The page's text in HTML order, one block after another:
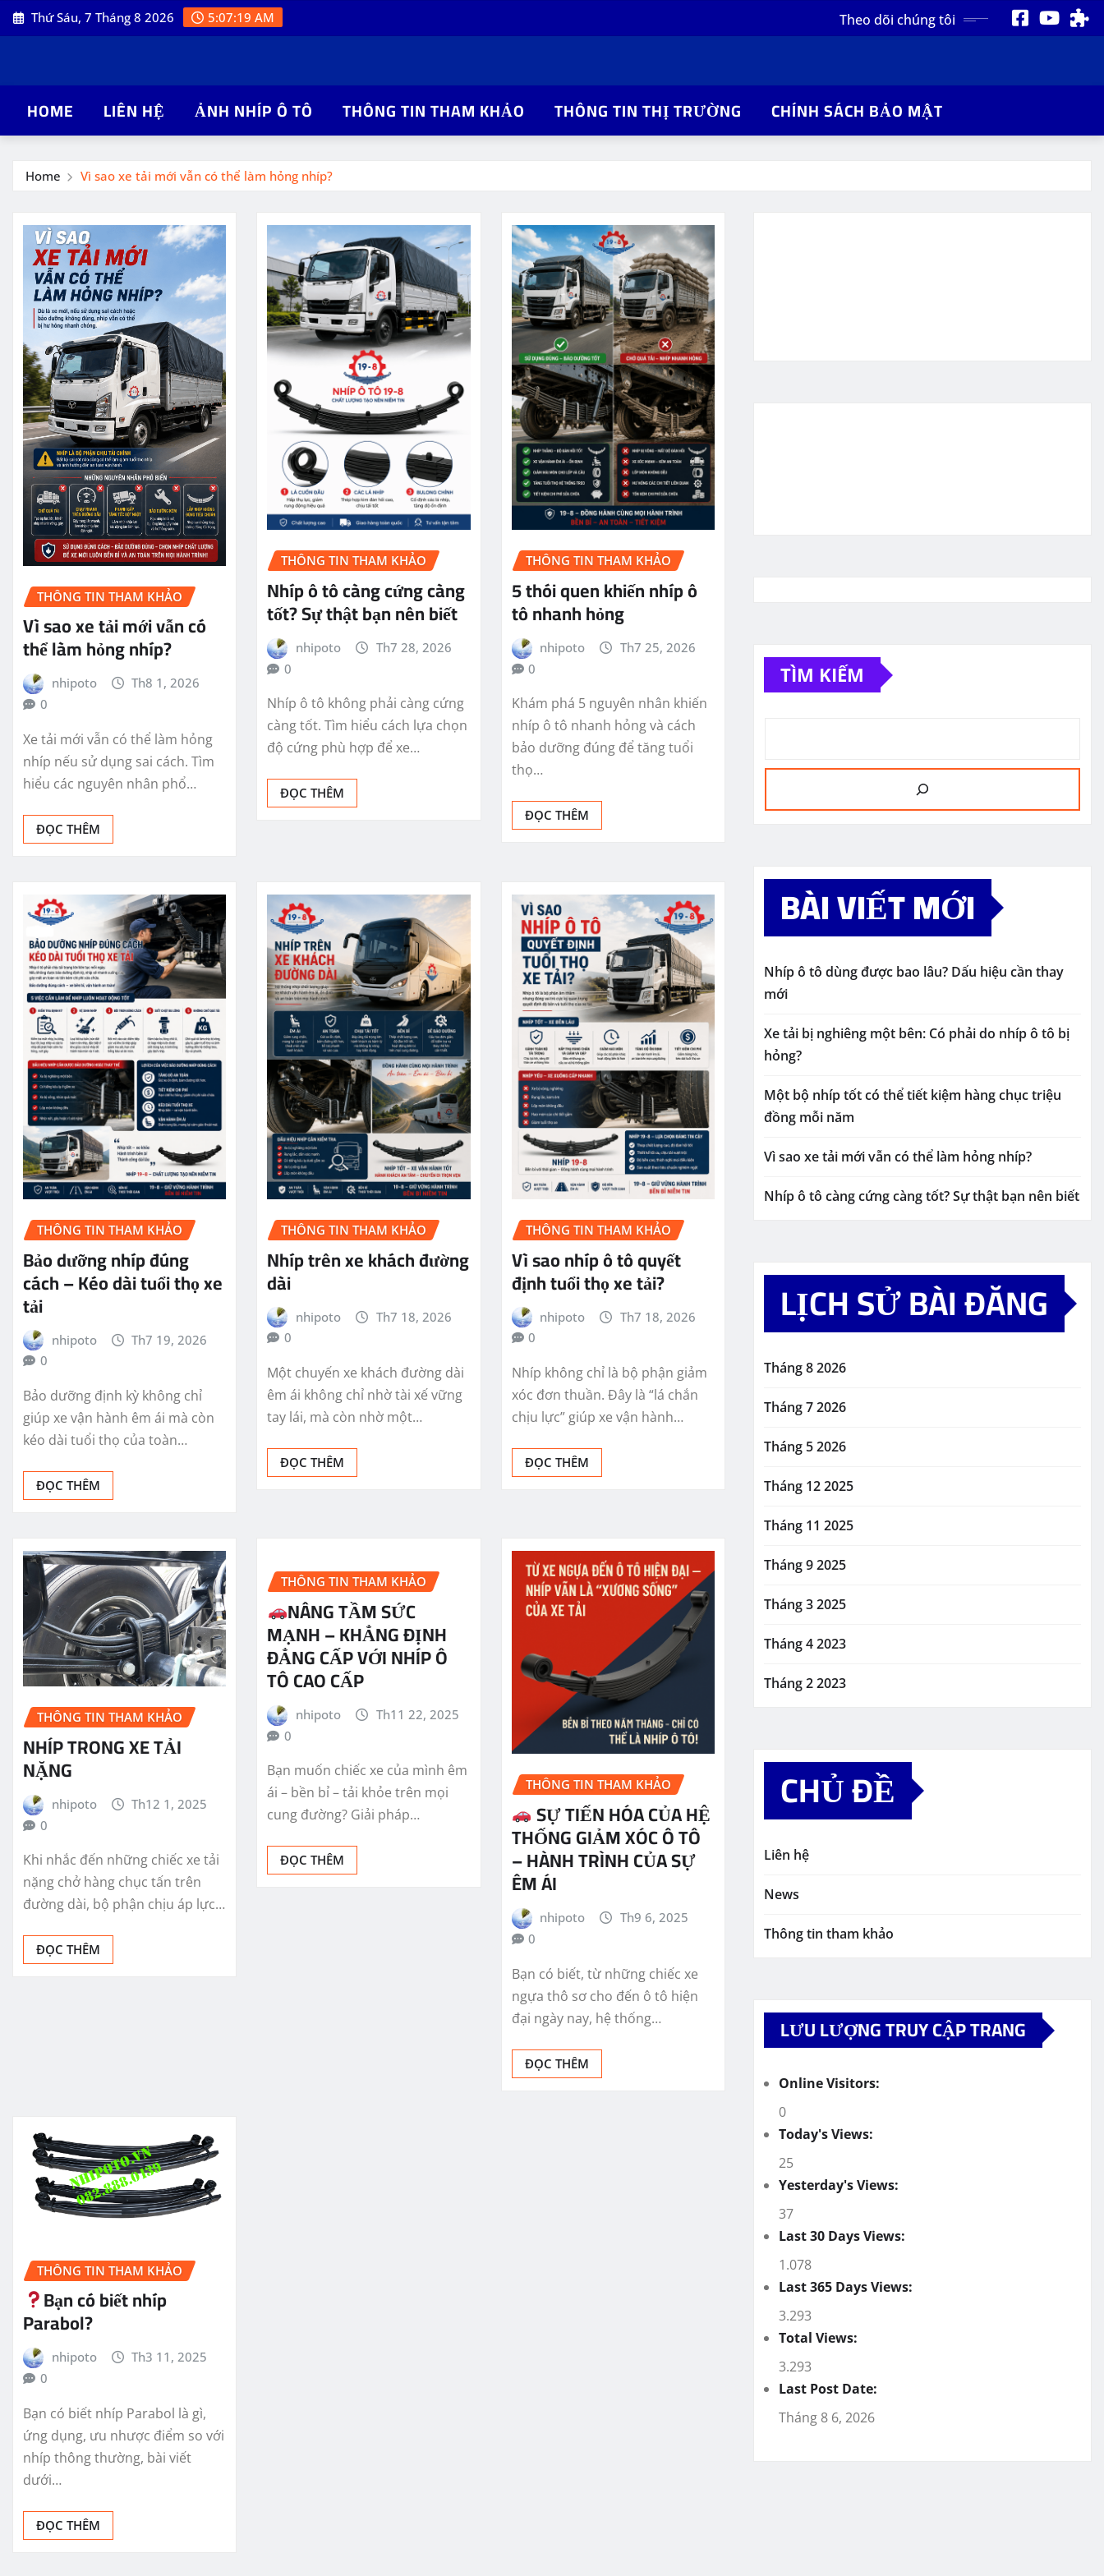
Skip
to
Thứ Sáu, 7 Tháng 8 2026 5:07:20 AM Theo dõi chúng tôi
HOME LIÊN HỆ ẢNH NHÍP Ô TÔ THÔNG TIN THAM KHẢO THÔNG TIN THỊ TRƯỜNG CHÍNH SÁCH BẢO MẬT
Home Vì sao xe tải mới vẫn có thể làm hỏng nhíp?
THÔNG TIN THAM KHẢO
Vì sao xe tải mới vẫn có
thể làm hỏng nhíp?
nhipoto
Th8 1, 2026
0
Xe tải mới vẫn có thể làm hỏng
nhíp nếu sử dụng sai cách. Tìm
hiểu các nguyên nhân phổ…
ĐỌC THÊM
THÔNG TIN THAM KHẢO
Nhíp ô tô càng cứng càng
tốt? Sự thật bạn nên biết
nhipoto
Th7 28, 2026
0
Nhíp ô tô không phải càng cứng
càng tốt. Tìm hiểu cách lựa chọn
độ cứng phù hợp để xe…
ĐỌC THÊM
THÔNG TIN THAM KHẢO
5 thói quen khiến nhíp ô
tô nhanh hỏng
nhipoto
Th7 25, 2026
0
Khám phá 5 nguyên nhân khiến
nhíp ô tô nhanh hỏng và cách
bảo dưỡng đúng để tăng tuổi
thọ…
ĐỌC THÊM
THÔNG TIN THAM KHẢO
Bảo dưỡng nhíp đúng
cách – Kéo dài tuổi thọ xe
tải
nhipoto
Th7 19, 2026
0
Bảo dưỡng định kỳ không chỉ
giúp xe vận hành êm ái mà còn
kéo dài tuổi thọ của toàn…
ĐỌC THÊM
THÔNG TIN THAM KHẢO
Nhíp trên xe khách đường
dài
nhipoto
Th7 18, 2026
0
Một chuyến xe khách đường dài
êm ái không chỉ nhờ tài xế vững
tay lái, mà còn nhờ một…
ĐỌC THÊM
THÔNG TIN THAM KHẢO
Vì sao nhíp ô tô quyết
định tuổi thọ xe tải?
nhipoto
Th7 18, 2026
0
Nhíp không chỉ là bộ phận giảm
xóc đơn thuần. Đây là “lá chắn
chịu lực” giúp xe vận hành…
ĐỌC THÊM
THÔNG TIN THAM KHẢO
NHÍP TRONG XE TẢI
NẶNG
nhipoto
Th12 1, 2025
0
Khi nhắc đến những chiếc xe tải
nặng chở hàng chục tấn trên
đường dài, bộ phận chịu áp lực…
ĐỌC THÊM
THÔNG TIN THAM KHẢO
NÂNG TẦM SỨC
MẠNH – KHẲNG ĐỊNH
ĐẲNG CẤP VỚI NHÍP Ô
TÔ CAO CẤP
nhipoto
Th11 22, 2025
0
Bạn muốn chiếc xe của mình êm
ái – bền bỉ – tải khỏe trên mọi
cung đường? Giải pháp…
ĐỌC THÊM
THÔNG TIN THAM KHẢO
SỰ TIẾN HÓA CỦA HỆ
THỐNG GIẢM XÓC Ô TÔ
– HÀNH TRÌNH CỦA SỰ
ÊM ÁI
nhipoto
Th9 6, 2025
0
Bạn có biết, từ những chiếc xe
ngựa thô sơ cho đến ô tô hiện
đại ngày nay, hệ thống…
ĐỌC THÊM
THÔNG TIN THAM KHẢO
Bạn có biết nhíp
Parabol?
nhipoto
Th3 11, 2025
0
Bạn có biết nhíp Parabol là gì,
ứng dụng, ưu nhược điểm so với
nhíp thông thường, bài viết
dưới…
ĐỌC THÊM
TÌM KIẾM
BÀI VIẾT MỚI
Nhíp ô tô dùng được bao lâu? Dấu hiệu cần thay
mới
Xe tải bị nghiêng một bên: Có phải do nhíp ô tô bị
hỏng?
Một bộ nhíp tốt có thể tiết kiệm hàng chục triệu
đồng mỗi năm
Vì sao xe tải mới vẫn có thể làm hỏng nhíp?
Nhíp ô tô càng cứng càng tốt? Sự thật bạn nên biết
LỊCH SỬ BÀI ĐĂNG
Tháng 8 2026
Tháng 7 2026
Tháng 5 2026
Tháng 12 2025
Tháng 11 2025
Tháng 9 2025
Tháng 3 2025
Tháng 4 2023
Tháng 2 2023
CHỦ ĐỀ
Liên hệ
News
Thông tin tham khảo
LƯU LƯỢNG TRUY CẬP TRANG
Online Visitors:
0
Today's Views:
25
Yesterday's Views:
37
Last 30 Days Views:
1.078
Last 365 Days Views:
3.293
Total Views:
3.293
Last Post Date:
Tháng 8 6, 2026